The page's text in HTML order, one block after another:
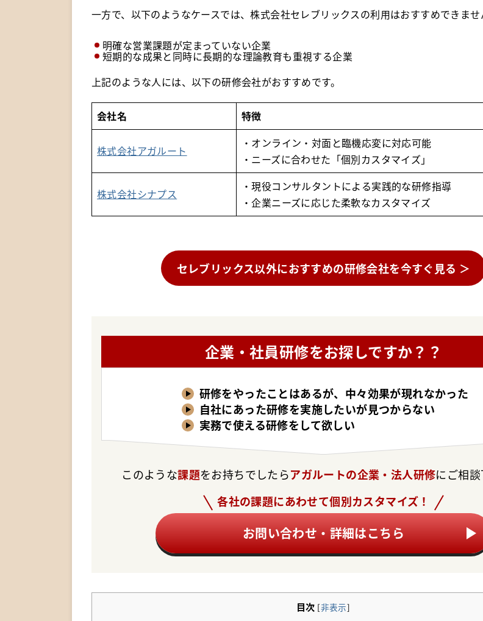
一方で、以下のようなケースでは、株式会社セレブリックスの利用はおすすめできませ
明確な営業課題が定まっていない企業
短期的な成果と同時に長期的な理論教育も重視する企業
上記のような人には、以下の研修会社がおすすめです。
会社名 特徴
株式会社アガルート
・オンライン・対面と臨機応変に対応可能
・ニーズに合わせた「個別カスタマイズ」
株式会社シナプス
・現役コンサルタントによる実践的な研修指導
・企業ニーズに応じた柔軟なカスタマイズ
セレブリックス以外におすすめの研修会社を今すぐ見る ＞
企業・社員研修をお探しですか？？
研修をやったことはあるが、中々効果が現れなかった
自社にあった研修を実施したいが見つからない
実務で使える研修をして欲しい
このような課題をお持ちでしたらアガルートの企業・法人研修にご相談
各社の課題にあわせて個別カスタマイズ！
お問い合わせ・詳細はこちら
目次 [非表示]